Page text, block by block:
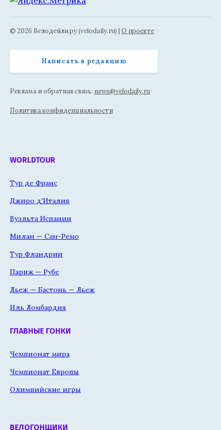
© 2026 Велодейли.ру (velodaily.ru) | О проекте
Написать в редакцию
Реклама и обратная связь: news@velodaily.ru
Политика конфиденциальности
WORLDTOUR
Тур де Франс
Джиро д'Италия
Вуэльта Испании
Милан — Сан-Ремо
Тур Фландрии
Париж — Рубе
Льеж — Бастонь — Льеж
Иль Ломбардия
ГЛАВНЫЕ ГОНКИ
Чемпионат мира
Чемпионат Европы
Олимпийские игры
ВЕЛОГОНЩИКИ